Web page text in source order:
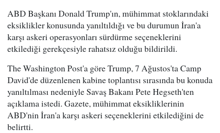
ABD Başkanı Donald Trump'ın, mühimmat stoklarındaki
eksiklikler konusunda yanıltıldığı ve bu durumun İran'a
karşı askeri operasyonları sürdürme seçeneklerini
etkilediği gerekçesiyle rahatsız olduğu bildirildi.
The Washington Post'a göre Trump, 7 Ağustos'ta Camp
David'de düzenlenen kabine toplantısı sırasında bu konuda
yanıltılması nedeniyle Savaş Bakanı Pete Hegseth'ten
açıklama istedi. Gazete, mühimmat eksikliklerinin
ABD'nin İran'a karşı askeri seçeneklerini etkilediğini de
belirtti.